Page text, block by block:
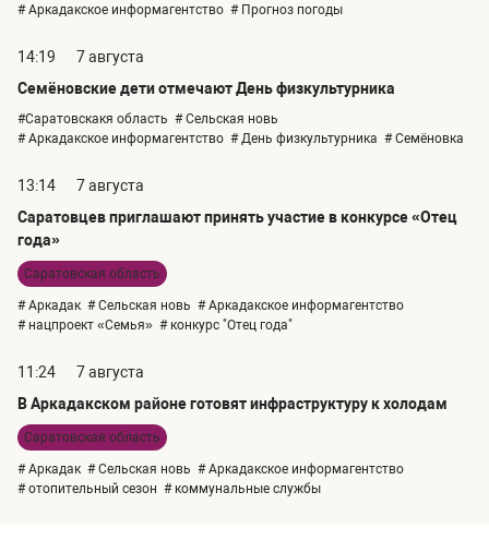
# Аркадакское информагентство # Прогноз погоды
14:19
7 августа
Семёновские дети отмечают День физкультурника
#Саратовскакя область # Сельская новь
# Аркадакское информагентство # День физкультурника # Семёновка
13:14
7 августа
Саратовцев приглашают принять участие в конкурсе «Отец
года»
Саратовская область
# Аркадак # Сельская новь # Аркадакское информагентство
# нацпроект «Семья» # конкурс "Отец года"
11:24
7 августа
В Аркадакском районе готовят инфраструктуру к холодам
Саратовская область
# Аркадак # Сельская новь # Аркадакское информагентство
# отопительный сезон # коммунальные службы